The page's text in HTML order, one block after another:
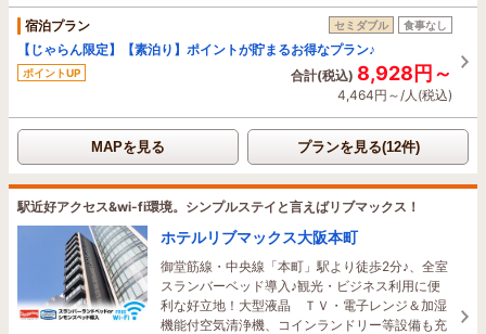
宿泊プラン セミダブル 食事なし
【じゃらん限定】【素泊り】ポイントが貯まるお得なプラン♪
ポイントUP 合計(税込) 8,928円～
4,464円～/人(税込)
MAPを見る プランを見る(12件)
駅近好アクセス&wi-fi環境。シンプルステイと言えばリブマックス！
ホテルリブマックス大阪本町
御堂筋線・中央線「本町」駅より徒歩2分♪、全室
スランバーベッド導入♪観光・ビジネス利用に便
利な好立地！大型液晶 ＴＶ・電子レンジ＆加湿
機能付空気清浄機、コインランドリー等設備も充